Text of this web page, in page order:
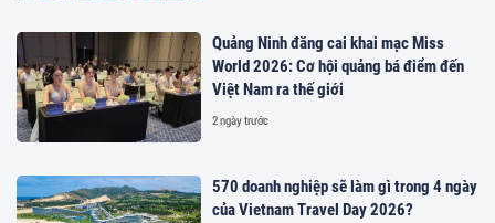
Quảng Ninh đăng cai khai mạc Miss
World 2026: Cơ hội quảng bá điểm đến
Việt Nam ra thế giới
2 ngày trước
570 doanh nghiệp sẽ làm gì trong 4 ngày
của Vietnam Travel Day 2026?